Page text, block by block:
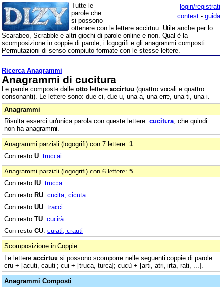
login/registrati
contest - guida
Tutte le
parole che
si possono
ottenere con le lettere accirtuu. Utile anche per lo
Scarabeo, Scrabble e altri giochi di parole online e non. Qual è la
scomposizione in coppie di parole, i logogrifi e gli anagrammi composti.
Permutazioni di senso compiuto formate con le stesse lettere.
Ricerca Anagrammi
Anagrammi di cucitura
Le parole composte dalle otto lettere accirtuu (quattro vocali e quattro
consonanti). Le lettere sono: due ci, due u, una a, una erre, una ti, una i.
Anagrammi
Risulta esserci un'unica parola con queste lettere: cucitura , che quindi
non ha anagrammi.
Anagrammi parziali (logogrifi) con 7 lettere: 1
Con resto U: truccai
Anagrammi parziali (logogrifi) con 6 lettere: 5
Con resto IU: trucca
Con resto RU: cucita, cicuta
Con resto UU: tracci
Con resto TU: cucirà
Con resto CU: curati, crauti
Scomposizione in Coppie
Le lettere accirtuu si possono scomporre nelle seguenti coppie di parole:
cru + [acuti, cauti]; cui + [truca, turca]; cucù + [arti, atri, irta, rati, ...].
Anagrammi Composti